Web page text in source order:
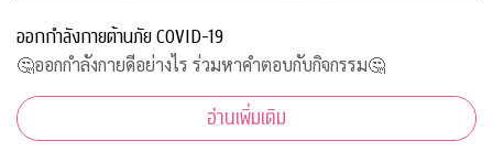
ออกกำลังกายต้านภัย COVID-19
🤔ออกกำลังกายดีอย่างไร ร่วมหาคำตอบกับกิจกรรม🤔
อ่านเพิ่มเติม